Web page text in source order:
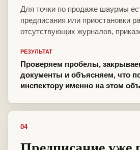
Для точки по продаже шаурмы
предписания или приостановки
отсутствующих журналов,
РЕЗУЛЬТАТ
Проверяем пробелы,
документы и объясняем, что
инспектору именно на этом
04